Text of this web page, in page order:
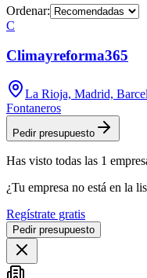
Ordenar:
C
Climayreforma365
La Rioja, Madrid,
Fontaneros
Pedir presupuesto
Has visto todas las 1
¿Tu empresa no está en la
Regístrate gratis
Pedir presupuesto